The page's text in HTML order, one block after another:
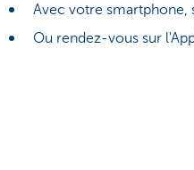
Avec votre smartphone,
Ou rendez-vous sur